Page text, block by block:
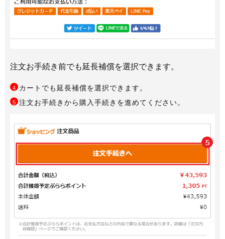
注文お手続き前でも延長補償を選択できます。
4 カートでも延長補償を選択できます。
5 注文お手続きから購入手続きを進めてください。